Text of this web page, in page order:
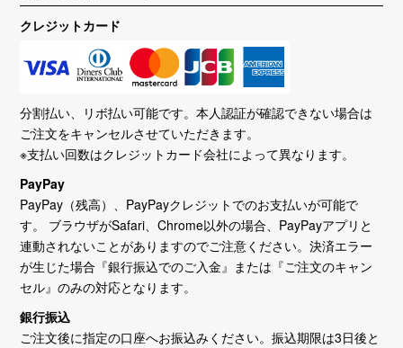
クレジットカード
分割払い、リボ払い可能です。本人認証が確認できない場合は
ご注文をキャンセルさせていただきます。
※支払い回数はクレジットカード会社によって異なります。
PayPay
PayPay（残高）、PayPayクレジットでのお支払いが可能で
す。 ブラウザがSafari、Chrome以外の場合、PayPayアプリと
連動されないことがありますのでご注意ください。決済エラー
が生じた場合『銀行振込でのご入金』または『ご注文のキャン
セル』のみの対応となります。
銀行振込
ご注文後に指定の口座へお振込みください。振込期限は3日後と